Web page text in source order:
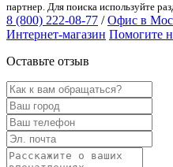
партнер. Для поиска используйте
8 (800) 222-08-77 / Офис в
Интернет-магазин Помогите
Оставьте отзыв